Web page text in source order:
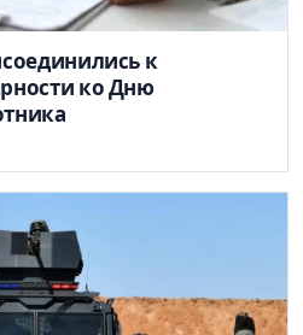
к
ко Дню